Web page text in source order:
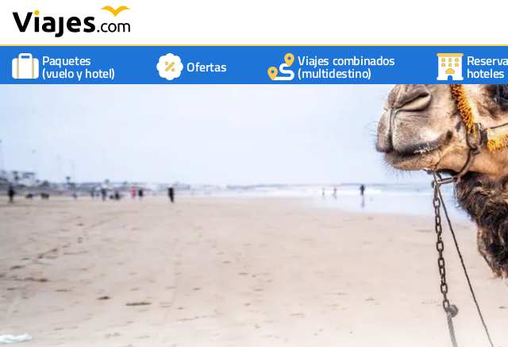
Paquetes
(vuelo y hotel) Ofertas Viajes combinados
(multidestino) hoteles